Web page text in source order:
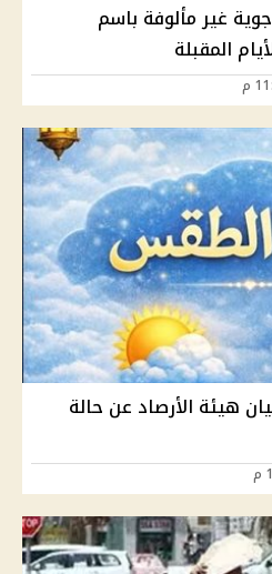
غير مألوفة باسم
المقبلة
هيئة الأرصاد عن حالة